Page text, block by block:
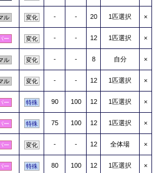
ル 変化 - - 20 1匹選択 ×
ー 変化 - - 12 1匹選択 ×
ル 変化 - - 8 自分 ×
ル 変化 - - 12 1匹選択 ×
ー 特殊 90 100 12 1匹選択 ×
ー 特殊 75 100 12 1匹選択 ×
ー 変化 - - 12 全体場 ×
ー 特殊 80 100 12 1匹選択 ×